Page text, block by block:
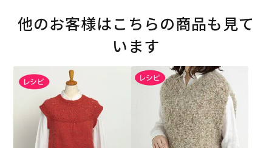
他のお客様はこちらの商品も見て
います